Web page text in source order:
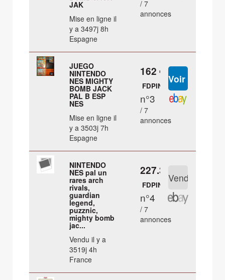
JAK
Mise en ligne il
y a 3497j 8h
Espagne
/ 7
annonces
JUEGO
NINTENDO
NES MIGHTY
BOMB JACK
PAL B ESP
NES
Mise en ligne il
y a 3503j 7h
Espagne
162 €
FDPIN
n°3
/ 7
annonces
NINTENDO
NES pal un
rares arch
rivals,
guardian
legend,
puzznic,
mighty bomb
jac...
Vendu il y a
3519j 4h
France
227.39 €
FDPIN
n°4
/ 7
annonces